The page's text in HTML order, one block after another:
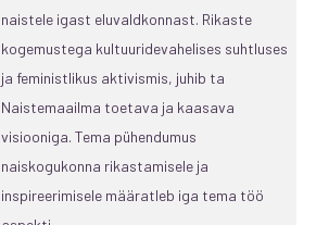
naistele igast eluvaldkonnast. Rikaste
kogemustega kultuuridevahelises suhtluses
ja feministlikus aktivismis, juhib ta
Naistemaailma toetava ja kaasava
visiooniga. Tema pühendumus
naiskogukonna rikastamisele ja
inspireerimisele määratleb iga tema töö